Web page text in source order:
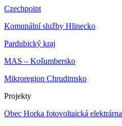
Czechpoint
Komunální služby Hlinecko
Pardubický kraj
MAS – Košumbersko
Mikroregion Chrudimsko
Projekty
Obec Horka fotovoltaická elektrárna